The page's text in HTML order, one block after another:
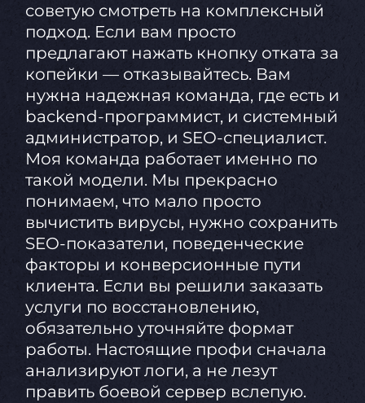
советую смотреть на комплексный
подход. Если вам просто
предлагают нажать кнопку отката за
копейки — отказывайтесь. Вам
нужна надежная команда, где есть и
backend-программист, и системный
администратор, и SEO-специалист.
Моя команда работает именно по
такой модели. Мы прекрасно
понимаем, что мало просто
вычистить вирусы, нужно сохранить
SEO-показатели, поведенческие
факторы и конверсионные пути
клиента. Если вы решили заказать
услуги по восстановлению,
обязательно уточняйте формат
работы. Настоящие профи сначала
анализируют логи, а не лезут
править боевой сервер вслепую.